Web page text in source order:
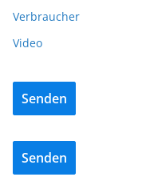
Verbraucher
Video
Senden
Senden